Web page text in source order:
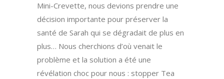
Mini-Crevette, nous devions prendre une
décision importante pour préserver la
santé de Sarah qui se dégradait de plus en
plus… Nous cherchions d’où venait le
problème et la solution a été une
révélation choc pour nous : stopper Tea